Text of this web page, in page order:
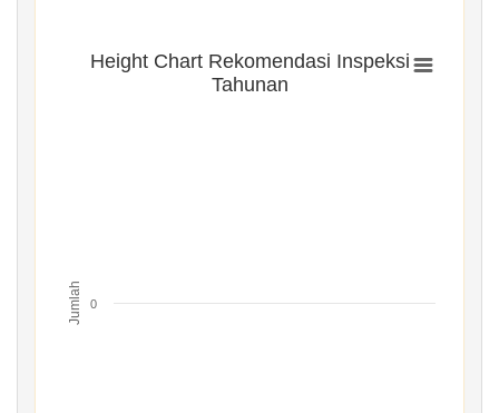
Jumlah
Height Chart Rekomendasi Inspeksi
Tahunan
0